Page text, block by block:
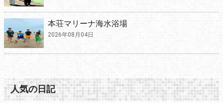
本荘マリーナ海水浴場
2026年08月04日
人気の日記